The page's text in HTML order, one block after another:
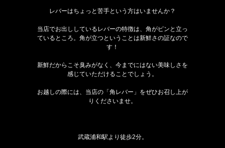
レバーはちょっと苦手という方はいませんか？
当店でお出ししているレバーの特徴は、角がピンと立っ
ているところ。角が立つということは新鮮さの証なので
す！
新鮮だからこそ臭みがなく、今までにはない美味しさを
感じていただけることでしょう。
お越しの際には、当店の「角レバー」をぜひお召し上が
りくださいませ。
武蔵浦和駅より徒歩2分。